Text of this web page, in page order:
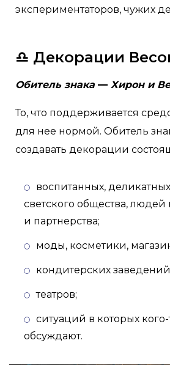
экспериментаторов, чужих
♎ Декорации
Обитель знака — Хирон и
То, что поддерживается
для нее нормой. Обитель
создавать декорации
воспитанных,
светского общества, людей
и партнерства;
моды, косметики,
кондитерских
театров;
ситуаций в которых
обсуждают.